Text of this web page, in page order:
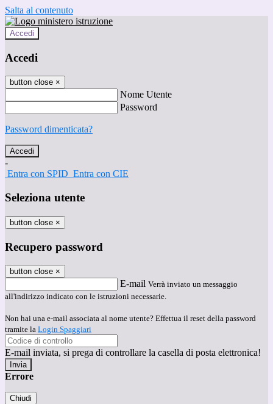
Salta al contenuto
Accedi
Accedi
button close ×
Nome Utente
Password
Password dimenticata?
-
Entra con SPID Entra con CIE
Seleziona utente
button close ×
Recupero password
button close ×
E-mail Verrà inviato un messaggio
all'indirizzo indicato con le istruzioni necessarie.
Non hai una e-mail associata al nome utente? Effettua il reset della password
tramite la Login Spaggiari
E-mail inviata, si prega di controllare la casella di posta elettronica!
Errore
Chiudi